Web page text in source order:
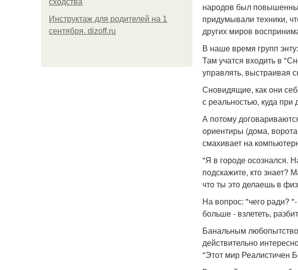
сходства
Инструктаж для родителей на 1
сентября. dizoff.ru
народов был
придумывали техники,
других миров
В наше время групп
Там учатся входить в
управлять, выстраивая
Сновидящие, как они
с реальностью, куда
А потому
ориентиры (дома,
смахивает на
"Я в городе осознался.
подскажите, кто знает?
что ты это делаешь в
На вопрос: "чего ради?
больше - взлететь,
Банальным
действительно
"Этот мир Реалистичен